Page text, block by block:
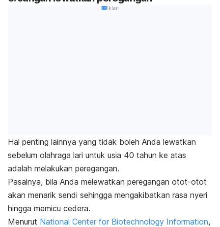
Iklan
Hal penting lainnya yang tidak boleh Anda lewatkan
sebelum olahraga lari untuk usia 40 tahun ke atas
adalah melakukan peregangan.
Pasalnya, bila Anda melewatkan peregangan otot-otot
akan menarik sendi sehingga mengakibatkan rasa nyeri
hingga memicu cedera.
Menurut National Center for Biotechnology Information,